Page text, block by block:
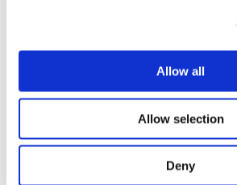
Allow all
Allow selection
Deny
Творческий вечер
Наше спецпредложение
Применить